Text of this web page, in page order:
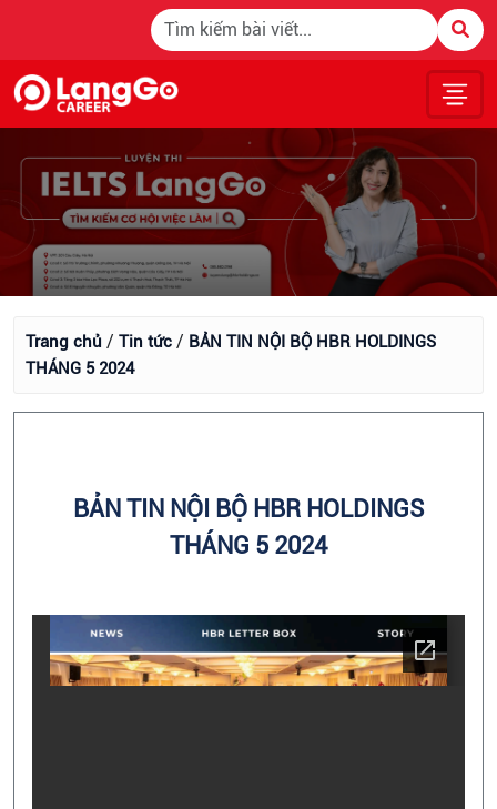
Trang chủ / Tin tức / BẢN TIN NỘI BỘ HBR HOLDINGS
THÁNG 5 2024
BẢN TIN NỘI BỘ HBR HOLDINGS
THÁNG 5 2024